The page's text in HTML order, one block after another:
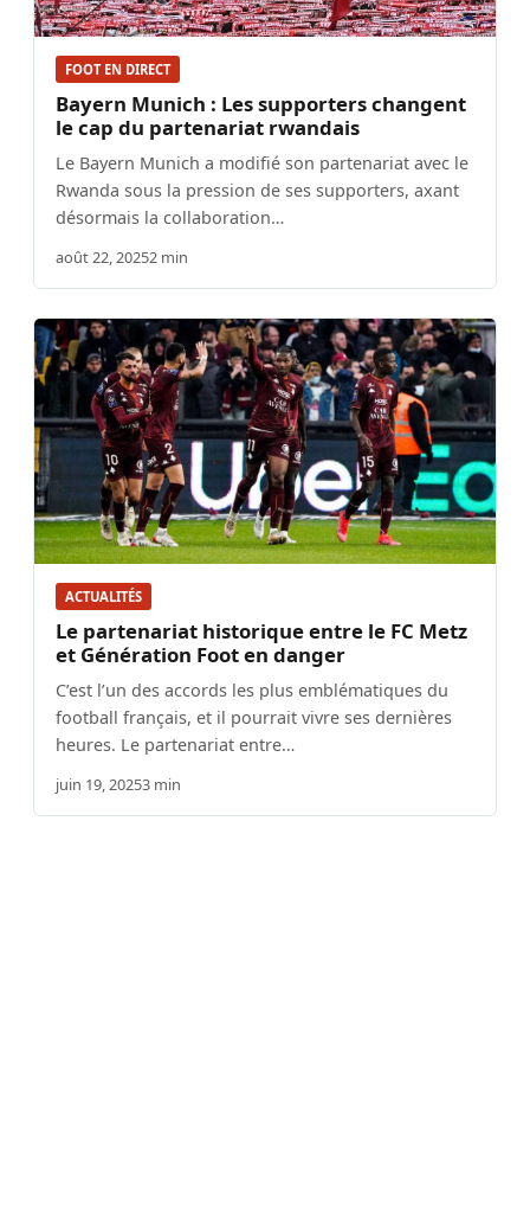
FOOT EN DIRECT
Bayern Munich : Les supporters changent
le cap du partenariat rwandais
Le Bayern Munich a modifié son partenariat avec le
Rwanda sous la pression de ses supporters, axant
désormais la collaboration…
août 22, 20252 min
ACTUALITÉS
Le partenariat historique entre le FC Metz
et Génération Foot en danger
C’est l’un des accords les plus emblématiques du
football français, et il pourrait vivre ses dernières
heures. Le partenariat entre…
juin 19, 20253 min